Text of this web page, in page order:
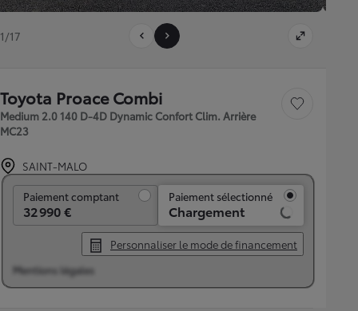
1/17
Toyota Proace Combi
Medium 2.0 140 D-4D Dynamic Confort Clim. Arrière
MC23
Sauvegarder le
SAINT-MALO
Paiement comptant
32 990 €
Paiement sélectionné
Chargement
Personnaliser le mode de financement
Mentions légales